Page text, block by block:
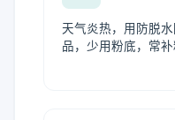
天气炎热，用防脱
品，少用粉底，常补